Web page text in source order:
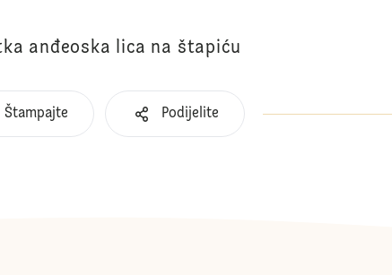
anđeoska lica na štapiću
Štampajte Podijelite